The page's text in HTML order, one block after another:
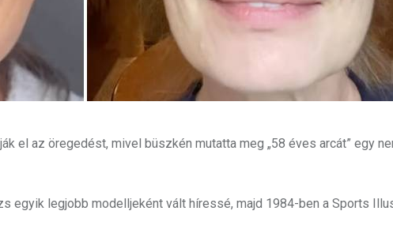
el az öregedést, mivel büszkén mutatta meg „58 éves arcát” egy
egyik legjobb modelljeként vált híressé, majd 1984-ben a Sports